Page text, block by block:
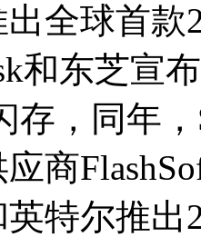
全球首款
和东芝宣
存，同年
商
特尔推出